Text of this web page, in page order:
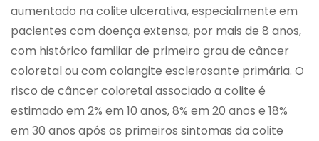
aumentado na colite ulcerativa, especialmente em
pacientes com doença extensa, por mais de 8 anos,
com histórico familiar de primeiro grau de câncer
coloretal ou com colangite esclerosante primária. O
risco de câncer coloretal associado a colite é
estimado em 2% em 10 anos, 8% em 20 anos e 18%
em 30 anos após os primeiros sintomas da colite